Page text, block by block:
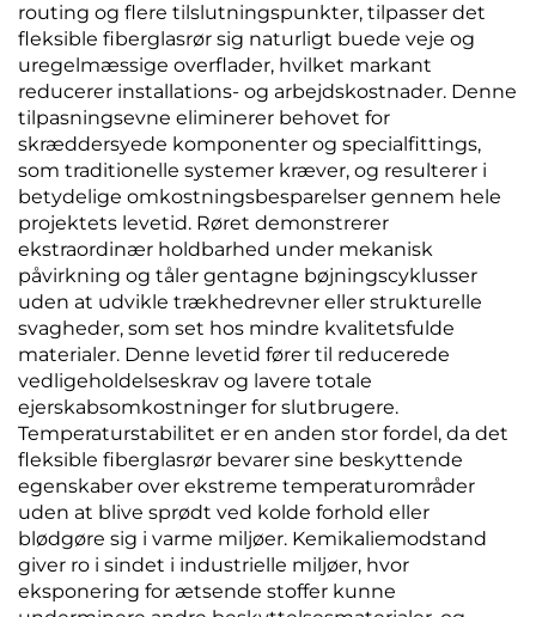
routing og flere tilslutningspunkter, tilpasser det
fleksible fiberglasrør sig naturligt buede veje og
uregelmæssige overflader, hvilket markant
reducerer installations- og arbejdskostnader. Denne
tilpasningsevne eliminerer behovet for
skræddersyede komponenter og specialfittings,
som traditionelle systemer kræver, og resulterer i
betydelige omkostningsbesparelser gennem hele
projektets levetid. Røret demonstrerer
ekstraordinær holdbarhed under mekanisk
påvirkning og tåler gentagne bøjningscyklusser
uden at udvikle trækhedrevner eller strukturelle
svagheder, som set hos mindre kvalitetsfulde
materialer. Denne levetid fører til reducerede
vedligeholdelseskrav og lavere totale
ejerskabsomkostninger for slutbrugere.
Temperaturstabilitet er en anden stor fordel, da det
fleksible fiberglasrør bevarer sine beskyttende
egenskaber over ekstreme temperaturområder
uden at blive sprødt ved kolde forhold eller
blødgøre sig i varme miljøer. Kemikaliemodstand
giver ro i sindet i industrielle miljøer, hvor
eksponering for ætsende stoffer kunne